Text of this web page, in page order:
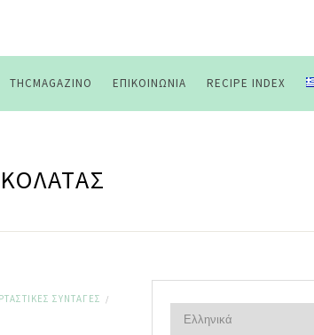
THCMAGAZINO ΕΠΙΚΟΙΝΩΝΊΑ RECIPE INDEX
ΣΥΝΤΑΓΈΣ /